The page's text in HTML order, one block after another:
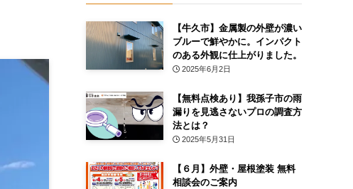
【牛久市】金属製の外壁が濃い
ブルーで鮮やかに。インパクト
のある外観に仕上がりました。
2025年6月2日
【無料点検あり】我孫子市の雨
漏りを見逃さないプロの調査方
法とは？
2025年5月31日
【６月】外壁・屋根塗装 無料
相談会のご案内